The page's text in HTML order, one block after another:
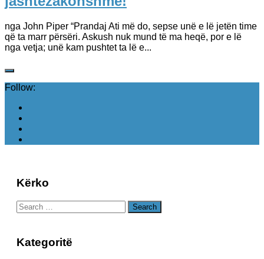
nga John Piper “Prandaj Ati më do, sepse unë e lë jetën time
që ta marr përsëri. Askush nuk mund të ma heqë, por e lë
nga vetja; unë kam pushtet ta lë e...
Follow:
Kërko
Search
for:
Kategoritë